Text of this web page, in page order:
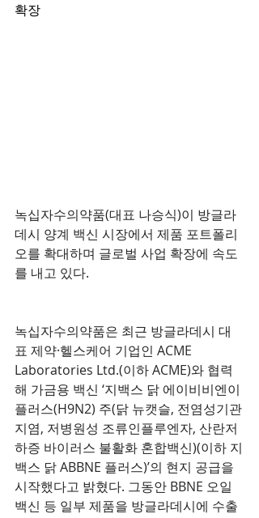
확장
녹십자수의약품(대표 나승식)이 방글라
데시 양계 백신 시장에서 제품 포트폴리
오를 확대하며 글로벌 사업 확장에 속도
를 내고 있다.
녹십자수의약품은 최근 방글라데시 대
표 제약·헬스케어 기업인 ACME
Laboratories Ltd.(이하 ACME)와 협력
해 가금용 백신 ‘지백스 닭 에이비비엔이
플러스(H9N2) 주(닭 뉴캣슬, 전염성기관
지염, 저병원성 조류인플루엔자, 산란저
하증 바이러스 불활화 혼합백신)(이하 지
백스 닭 ABBNE 플러스)’의 현지 공급을
시작했다고 밝혔다. 그동안 BBNE 오일
백신 등 일부 제품을 방글라데시에 수출